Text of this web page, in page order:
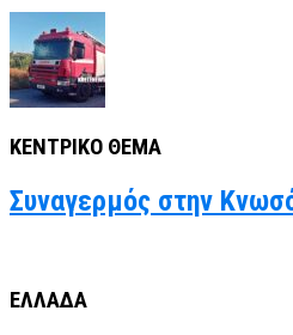
ΚΕΝΤΡΙΚΟ ΘΕΜΑ
Συναγερμός στην
ΕΛΛΑΔΑ